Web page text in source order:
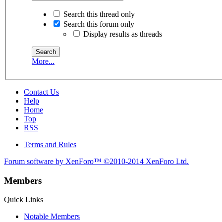
Search this thread only
Search this forum only
Display results as threads
More...
Contact Us
Help
Home
Top
RSS
Terms and Rules
Forum software by XenForo™ ©2010-2014 XenForo Ltd.
Members
Quick Links
Notable Members